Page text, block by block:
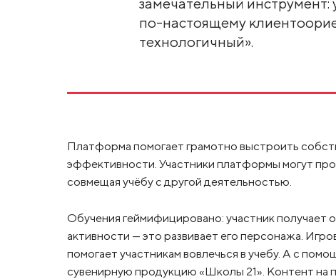
замечательный инструмент:
по-настоящему
технологичный».
Платформа помогает грамотно выстроить
эффективности. Участники платформы могут
совмещая учёбу с другой деятельностью.
Обучения геймифицировано: участник получает
активности — это развивает его персонажа.
помогает участникам вовлечься в учебу. А с
сувенирную продукцию «Школы 21». Контент на